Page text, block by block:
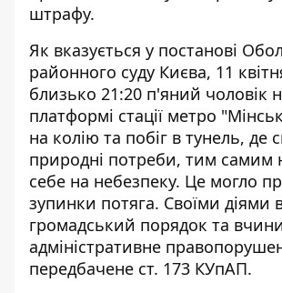
штрафу.
Як вказується у постанові
районного суду Києва, 11
близько 21:20 п'яний чоловік
платформі стації метро
на колію та побіг в тунель, де
природні потреби, тим
себе на небезпеку. Це могло
зупинки потяга. Своїми діями
громадський порядок та
адміністративне
передбачене ст. 173 КУпАП.